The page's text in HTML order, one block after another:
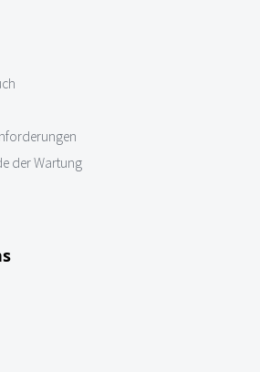
der Wartung